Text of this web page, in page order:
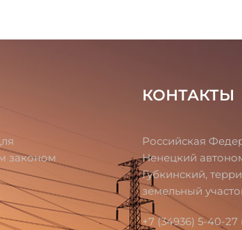
законом
КОНТАКТЫ
Российская
Ненецкий
Губкинский,
земельный
+7 (34936) 5-40-